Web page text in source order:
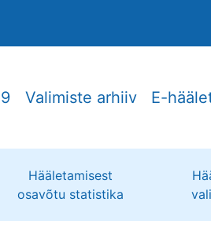
Valimiste arhiiv E-
Hääletamisest
osavõtu statistika